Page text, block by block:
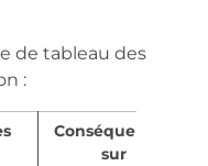
de tableau des
:
Conséquences
sur